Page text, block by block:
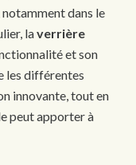
dans le
laverrière
et son
les différentes
innovante, tout en
peut apporter à